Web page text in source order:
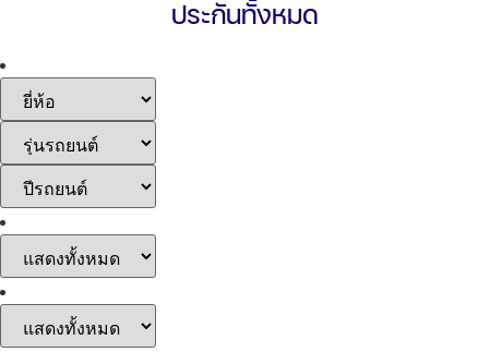
ประกันทั้งหมด